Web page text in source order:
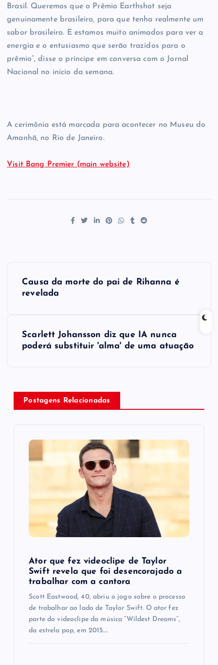
Brasil. Queremos que o Prêmio Earthshot seja
genuinamente brasileiro, para que tenha realmente um
sabor brasileiro. E estamos muito animados para ver a
energia e o entusiasmo que serão trazidos para o
prêmio”, disse o príncipe em conversa com o Jornal
Nacional​ no início da semana.
A cerimônia está marcada para acontecer no Museu do
Amanhã, no Rio de Janeiro.
Visit Bang Premier (main website)
a
v
Causa da morte do pai de Rihanna é
revelada
Scarlett Johansson diz que IA nunca
poderá substituir 'alma' de uma atuação
Postagens Relacionadas
Ator que fez videoclipe de Taylor
Swift revela que foi desencorajado a
trabalhar com a cantora
Scott Eastwood, 40, abriu o jogo sobre o processo
de trabalhar ao lado de Taylor Swift. O ator fez
parte do videoclipe da música “Wildest Dreams”,
da estrela pop, em 2015.…